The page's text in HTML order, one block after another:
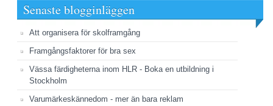
Senaste blogginläggen
Att organisera för skolframgång
Framgångsfaktorer för bra sex
Vässa färdigheterna inom HLR - Boka en utbildning i
Stockholm
Varumärkeskännedom - mer än bara reklam